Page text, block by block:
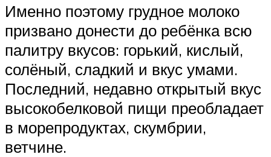
Именно поэтому грудное молоко
призвано донести до ребёнка всю
палитру вкусов: горький, кислый,
солёный, сладкий и вкус умами.
Последний, недавно открытый вкус
высокобелковой пищи преобладает
в морепродуктах, скумбрии,
ветчине.